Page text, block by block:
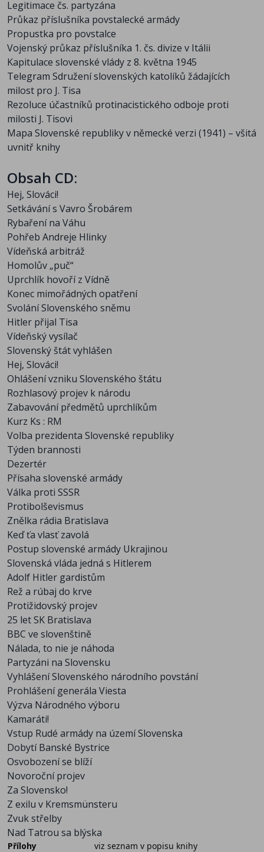
Legitimace čs. partyzána
Průkaz příslušníka povstalecké armády
Propustka pro povstalce
Vojenský průkaz příslušníka 1. čs. divize v Itálii
Kapitulace slovenské vlády z 8. května 1945
Telegram Sdružení slovenských katolíků žádajících
milost pro J. Tisa
Rezoluce účastníků protinacistického odboje proti
milosti J. Tisovi
Mapa Slovenské republiky v německé verzi (1941) – všitá
uvnitř knihy
Obsah CD:
Hej, Slováci!
Setkávání s Vavro Šrobárem
Rybaření na Váhu
Pohřeb Andreje Hlinky
Vídeňská arbitráž
Homolův „puč“
Uprchlík hovoří z Vídně
Konec mimořádných opatření
Svolání Slovenského sněmu
Hitler přijal Tisa
Vídeňský vysílač
Slovenský štát vyhlášen
Hej, Slováci!
Ohlášení vzniku Slovenského štátu
Rozhlasový projev k národu
Zabavování předmětů uprchlíkům
Kurz Ks : RM
Volba prezidenta Slovenské republiky
Týden brannosti
Dezertér
Přísaha slovenské armády
Válka proti SSSR
Protibolševismus
Znělka rádia Bratislava
Keď ťa vlasť zavolá
Postup slovenské armády Ukrajinou
Slovenská vláda jedná s Hitlerem
Adolf Hitler gardistům
Rež a rúbaj do krve
Protižidovský projev
25 let SK Bratislava
BBC ve slovenštině
Nálada, to nie je náhoda
Partyzáni na Slovensku
Vyhlášení Slovenského národního povstání
Prohlášení generála Viesta
Výzva Národného výboru
Kamaráti!
Vstup Rudé armády na území Slovenska
Dobytí Banské Bystrice
Osvobození se blíží
Novoroční projev
Za Slovensko!
Z exilu v Kremsmünsteru
Zvuk střelby
Nad Tatrou sa blýska
Přílohy
viz seznam v popisu knihy